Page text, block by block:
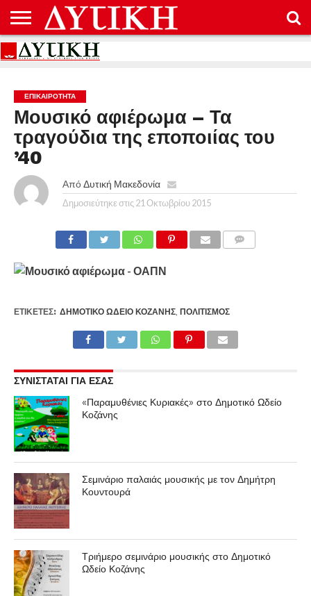
ΑΡΧΙΚΉ
ΕΠΙΚΟΙΝΩΝΊΑ
ΌΡΟΙ
ΠΡΟΣΤΑΣΊΑ
ΕΠΙΚΑΙΡΟΤΗΤΑ
Μουσικό αφιέρωμα – Τα
τραγούδια της εποποιίας του
’40
Από Δυτική Μακεδονία
Δημοσιεύτηκε στις 21 Οκτωβρίου 2015
ΕΤΙΚΕΤΕΣ: ΔΗΜΟΤΙΚΌ ΩΔΕΊΟ ΚΟΖΆΝΗΣ, ΠΟΛΙΤΙΣΜΌΣ
ΣΥΝΙΣΤΑΤΑΙ ΓΙΑ ΕΣΑΣ
«Παραμυθένιες Κυριακές» στο Δημοτικό Ωδείο
Κοζάνης
Σεμινάριο παλαιάς μουσικής με τον Δημήτρη
Κουντουρά
Τριήμερο σεμινάριο μουσικής στο Δημοτικό
Ωδείο Κοζάνης